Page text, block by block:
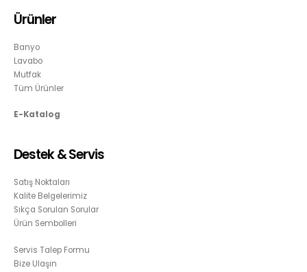
Ürünler
Banyo
Lavabo
Mutfak
Tüm Ürünler
E-Katalog
Destek & Servis
Satış Noktaları
Kalite Belgelerimiz
Sıkça Sorulan Sorular
Ürün Sembolleri
Servis Talep Formu
Bize Ulaşın